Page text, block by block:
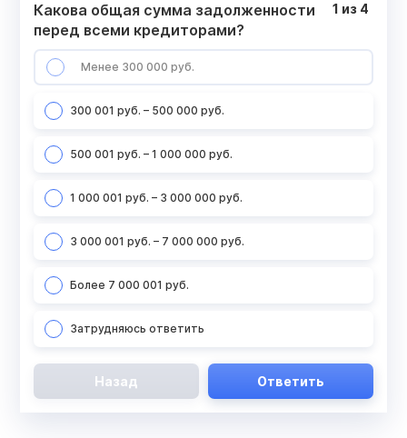
Какова общая сумма задолженности
перед всеми кредиторами?
Менее 300 000 руб.
300 001 руб. – 500 000 руб.
500 001 руб. – 1 000 000 руб.
1 000 001 руб. – 3 000 000 руб.
3 000 001 руб. – 7 000 000 руб.
Более 7 000 001 руб.
Затрудняюсь ответить
1 из 4
Назад Ответить